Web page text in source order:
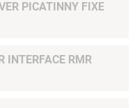
PICATINNY FIXE
INTERFACE RMR